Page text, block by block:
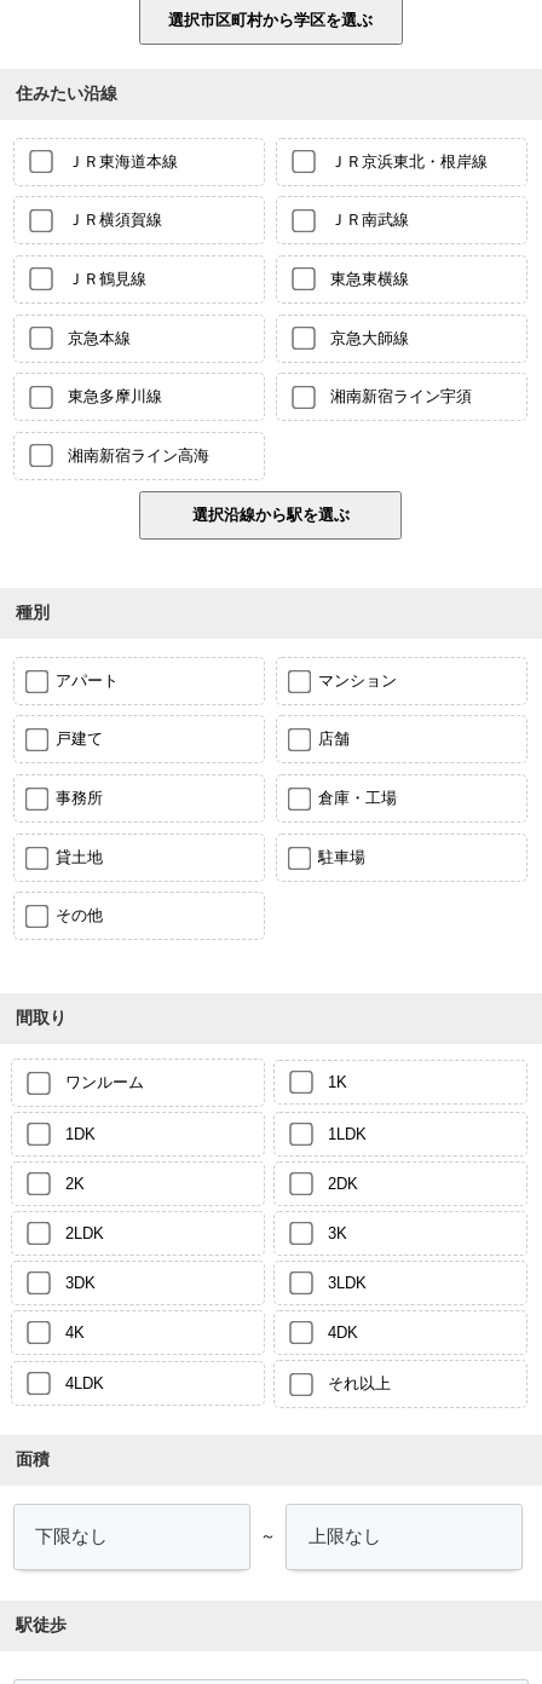
住みたい沿線
ＪＲ東海道本線 ＪＲ京浜東北・根岸線
ＪＲ横須賀線 ＪＲ南武線
ＪＲ鶴見線 東急東横線
京急本線 京急大師線
東急多摩川線 湘南新宿ライン宇須
湘南新宿ライン高海
種別
アパート マンション
戸建て 店舗
事務所 倉庫・工場
貸土地 駐車場
その他
間取り
ワンルーム 1K
1DK 1LDK
2K 2DK
2LDK 3K
3DK 3LDK
4K 4DK
4LDK それ以上
面積
～
駅徒歩